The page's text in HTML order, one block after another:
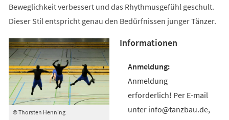
Beweglichkeit verbessert und das Rhythmusgefühl geschult.
Dieser Stil entspricht genau den Bedürfnissen junger Tänzer.
© Thorsten Henning
Informationen
Anmeldung
erforderlich! Per E-mail
unter info@tanzbau.de,